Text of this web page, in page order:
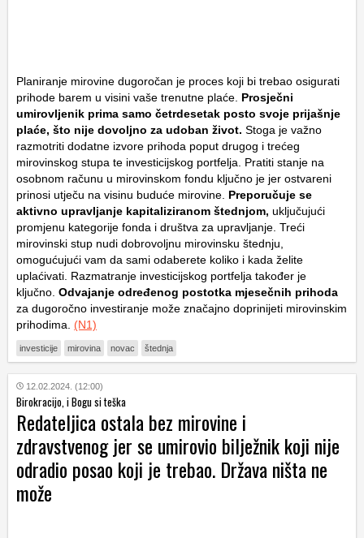
Planiranje mirovine dugoročan je proces koji bi trebao osigurati
prihode barem u visini vaše trenutne plaće. Prosječni
umirovljenik prima samo četrdesetak posto svoje prijašnje
plaće, što nije dovoljno za udoban život. Stoga je važno
razmotriti dodatne izvore prihoda poput drugog i trećeg
mirovinskog stupa te investicijskog portfelja. Pratiti stanje na
osobnom računu u mirovinskom fondu ključno je jer ostvareni
prinosi utječu na visinu buduće mirovine. Preporučuje se
aktivno upravljanje kapitaliziranom štednjom, uključujući
promjenu kategorije fonda i društva za upravljanje. Treći
mirovinski stup nudi dobrovoljnu mirovinsku štednju,
omogućujući vam da sami odaberete koliko i kada želite
uplaćivati. Razmatranje investicijskog portfelja također je
ključno. Odvajanje određenog postotka mjesečnih prihoda
za dugoročno investiranje može značajno doprinijeti mirovinskim
prihodima. (N1)
investicije mirovina novac štednja
12.02.2024. (12:00)
Birokracijo, i Bogu si teška
Redateljica ostala bez mirovine i
zdravstvenog jer se umirovio bilježnik koji nije
odradio posao koji je trebao. Država ništa ne
može